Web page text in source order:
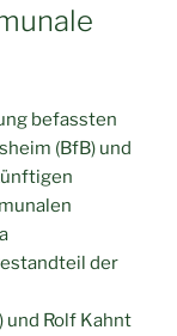
befassten
(BfB) und
der
und Rolf Kahnt